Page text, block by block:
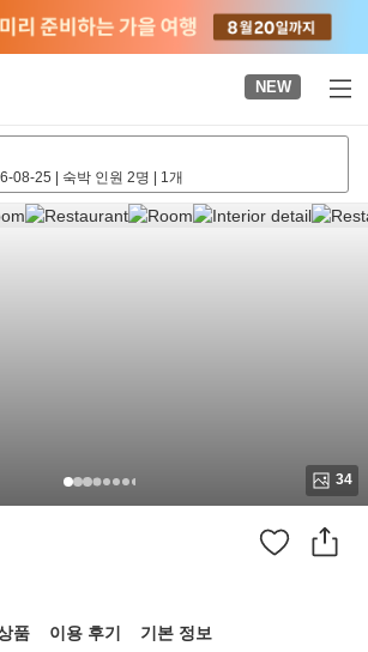
NEW
08-25 | 숙박 인원 2명 | 1개
34
품 이용 후기 기본 정보